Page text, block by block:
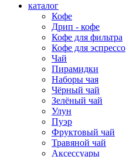
каталог
Кофе
Дрип - кофе
Кофе для фильтра
Кофе для эспрессо
Чай
Пирамидки
Наборы чая
Чёрный чай
Зелёный чай
Улун
Пуэр
Фруктовый чай
Травяной чай
Аксессуары